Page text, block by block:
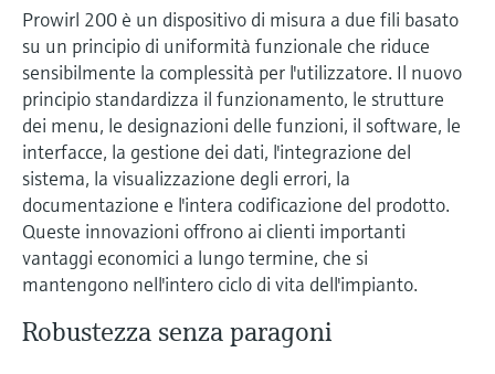
Prowirl 200 è un dispositivo di misura a due fili basato
su un principio di uniformità funzionale che riduce
sensibilmente la complessità per l'utilizzatore. Il nuovo
principio standardizza il funzionamento, le strutture
dei menu, le designazioni delle funzioni, il software, le
interfacce, la gestione dei dati, l'integrazione del
sistema, la visualizzazione degli errori, la
documentazione e l'intera codificazione del prodotto.
Queste innovazioni offrono ai clienti importanti
vantaggi economici a lungo termine, che si
mantengono nell'intero ciclo di vita dell'impianto.
Robustezza senza paragoni